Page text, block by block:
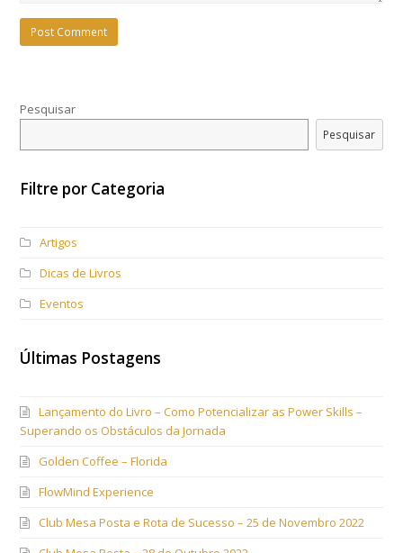
Pesquisar
Pesquisar
Filtre por Categoria
Artigos
Dicas de Livros
Eventos
Últimas Postagens
Lançamento do Livro – Como Potencializar as Power Skills –
Superando os Obstáculos da Jornada
Golden Coffee – Florida
FlowMind Experience
Club Mesa Posta e Rota de Sucesso – 25 de Novembro 2022